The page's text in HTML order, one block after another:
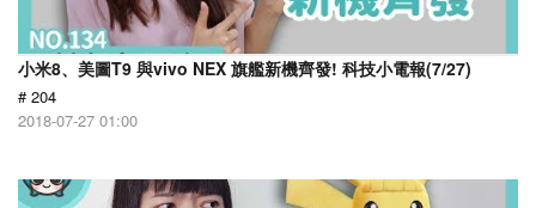
小米8、美圖T9 與vivo NEX 旗艦新機齊發! 科技小電報(7/27)
# 204
2018-07-27 01:00